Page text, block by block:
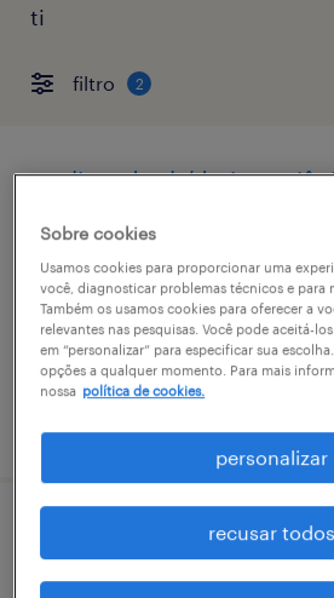
ti
filtro 2
analista de rh/dp jr -
jardim novo mundo, goiás
permanente
R$2,501 - R$3,500 por mês
account executive -
Sobre cookies
Usamos cookies para proporcionar uma
você, diagnosticar problemas técnicos e para
Também os usamos cookies para oferecer a
relevantes nas pesquisas. Você pode aceitá-
em “personalizar” para especificar sua
opções a qualquer momento. Para mais
nossa política de cookies.
personalizar
recusar todos